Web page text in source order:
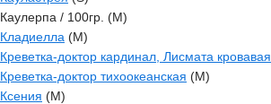
Каулерпа / 100гр. (M)
Кладиелла (M)
Креветка-доктор кардинал, Лисмата кровавая
Креветка-доктор тихоокеанская (M)
Ксения (M)